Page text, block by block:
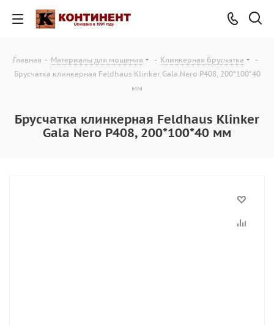
Главная - Материалы для мощения - Клинкерная брусчатка
-
Брусчатка клинкерная Feldhaus Klinker Gala Nero Р408, 200*100*40
мм
Брусчатка клинкерная Feldhaus Klinker
Gala Nero Р408, 200*100*40 мм